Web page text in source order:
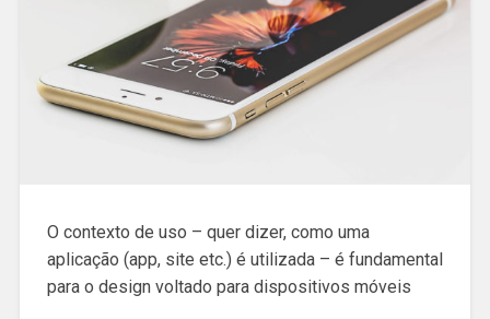
O contexto de uso – quer dizer, como uma
aplicação (app, site etc.) é utilizada – é fundamental
para o design voltado para dispositivos móveis